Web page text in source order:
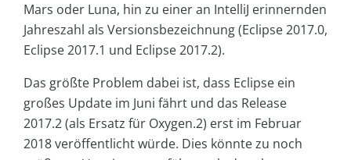
Mars oder Luna, hin zu einer an IntelliJ erinnernden
Jahreszahl als Versionsbezeichnung (Eclipse 2017.0,
Eclipse 2017.1 und Eclipse 2017.2).
Das größte Problem dabei ist, dass Eclipse ein
großes Update im Juni fährt und das Release
2017.2 (als Ersatz für Oxygen.2) erst im Februar
2018 veröffentlicht würde. Dies könnte zu noch